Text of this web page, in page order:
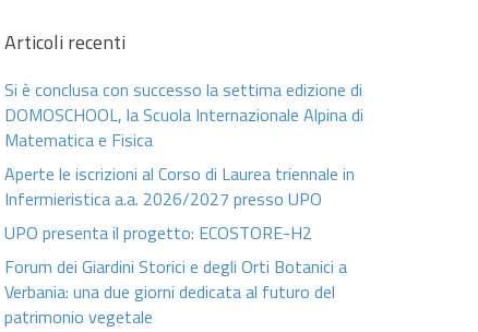
Articoli recenti
Si è conclusa con successo la settima edizione di
DOMOSCHOOL, la Scuola Internazionale Alpina di
Matematica e Fisica
Aperte le iscrizioni al Corso di Laurea triennale in
Infermieristica a.a. 2026/2027 presso UPO
UPO presenta il progetto: ECOSTORE-H2
Forum dei Giardini Storici e degli Orti Botanici a
Verbania: una due giorni dedicata al futuro del
patrimonio vegetale